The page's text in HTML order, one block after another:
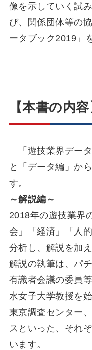
像を示していく試
び、関係団体等の
ータブック2019」
【本書の内容
「遊技業界データ
と「データ編」か
す。
～解説編～
2018年の遊技業界
会」「経済」「人
分析し、解説を加
解説の執筆は、パ
有識者会議の委員
水女子大学教授を
東京調査センター
スといった、それ
います。